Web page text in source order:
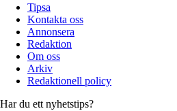
Tipsa
Kontakta oss
Annonsera
Redaktion
Om oss
Arkiv
Redaktionell policy
Har du ett nyhetstips?